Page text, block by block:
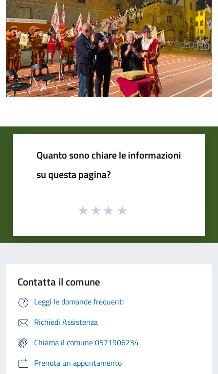
Quanto sono chiare le informazioni
su questa pagina?
Contatta il comune
Leggi le domande frequenti
Richiedi Assistenza
Chiama il comune 0571906234
Prenota un appuntamento